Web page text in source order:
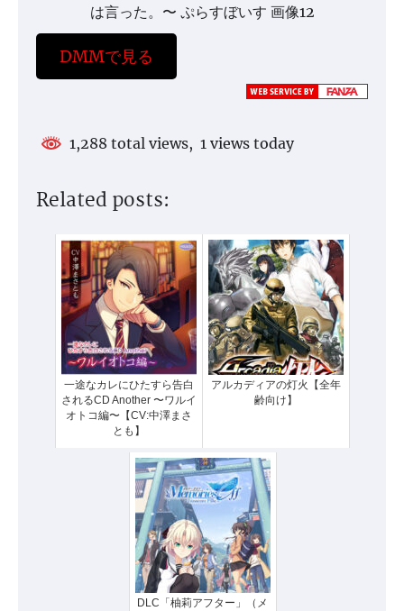
は言った。〜 ぷらすぼいす 画像12
DMMで見る
1,288 total views, 1 views today
Related posts:
一途なカレにひたすら告白
されるCD Another 〜ワルイ
オトコ編〜【CV:中澤まさ
とも】
アルカディアの灯火【全年
齢向け】
DLC「柚莉アフター」（メ